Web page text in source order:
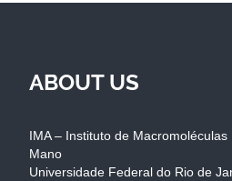
ABOUT US
IMA – Instituto de Macromoléculas
Mano
Universidade Federal do Rio de